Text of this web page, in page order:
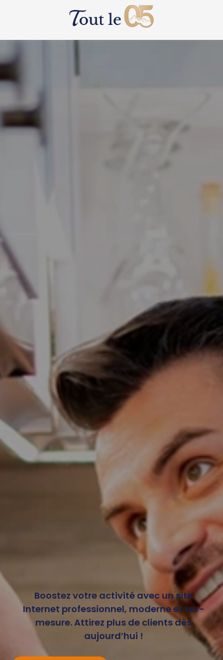
Boostez votre activité avec un site
Internet professionnel, moderne et sur-
mesure. Attirez plus de clients dès
aujourd’hui !